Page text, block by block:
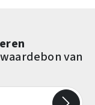
van